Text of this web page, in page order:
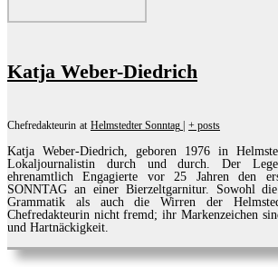
Katja Weber-Diedrich
Chefredakteurin at Helmstedter Sonntag + posts
Katja Weber-Diedrich, geboren 1976 in
Lokaljournalistin durch und durch. Der
ehrenamtlich Engagierte vor 25 Jahren den
SONNTAG an einer Bierzeltgarnitur. Sowohl
Grammatik als auch die Wirren der
Chefredakteurin nicht fremd; ihr Markenzeichen
und Hartnäckigkeit.